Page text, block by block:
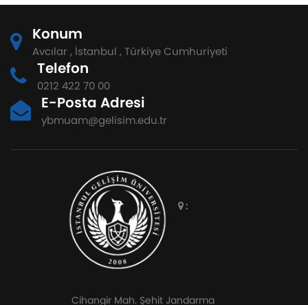
Konum
Avcılar , İstanbul , Türkiye Cumhuriyeti
Telefon
0212 422 70 00
E-Posta Adresi
ybmuam@gelisim.edu.tr
:
Cihangir Mah. Şehit Jandarma